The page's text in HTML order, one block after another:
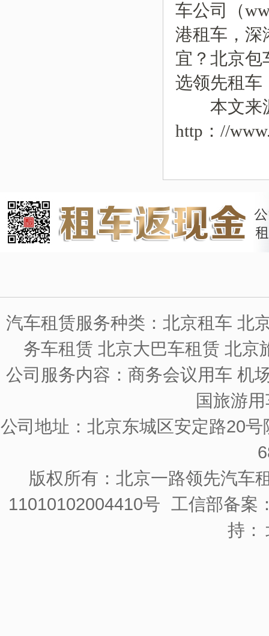
车公司（
港租车，深
宜？北京包
选领先租车
本文来
http：//
汽车租赁服务种类：北京租车 北
务车租赁 北京大巴车租赁 北京
公司服务内容：商务会议用车 机
国旅游
公司地址：北京东城区安定路20
版权所有：北京一路领先汽车
11010102004410号 工信部备案
持：